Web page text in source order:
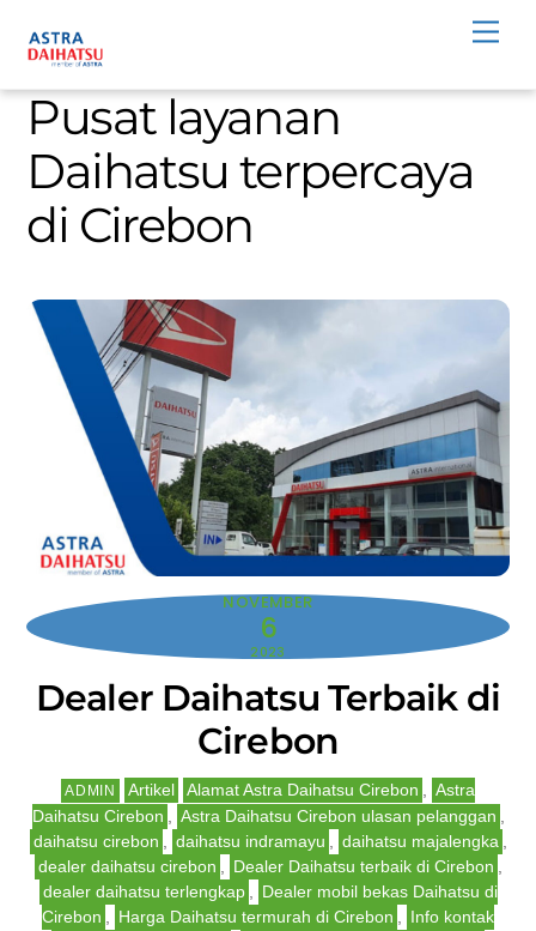
content
Pusat layanan
Daihatsu terpercaya
di Cirebon
NOVEMBER
6
2023
Dealer Daihatsu Terbaik di
Cirebon
ADMIN Artikel Alamat Astra Daihatsu Cirebon , Astra
Daihatsu Cirebon , Astra Daihatsu Cirebon ulasan pelanggan ,
daihatsu cirebon , daihatsu indramayu , daihatsu majalengka ,
dealer daihatsu cirebon , Dealer Daihatsu terbaik di Cirebon ,
dealer daihatsu terlengkap ,
Dealer mobil bekas Daihatsu di
Cirebon , Harga Daihatsu termurah di Cirebon ,
Info kontak